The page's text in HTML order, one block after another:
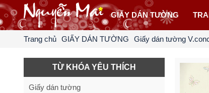
GIẤY DÁN TƯỜNG
Trang chủ GIẤY DÁN TƯỜNG Giấy dán tường
TỪ KHÓA YÊU THÍCH
Giấy dán tường